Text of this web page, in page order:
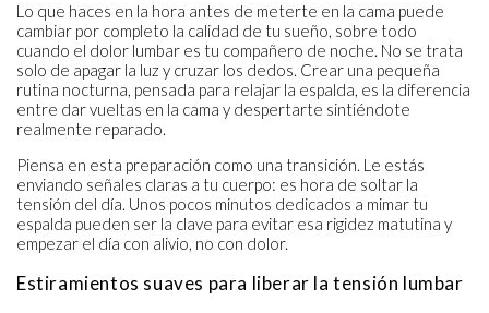
Lo que haces en la hora antes de meterte en la cama puede
cambiar por completo la calidad de tu sueño, sobre todo
cuando el dolor lumbar es tu compañero de noche. No se trata
solo de apagar la luz y cruzar los dedos. Crear una pequeña
rutina nocturna, pensada para relajar la espalda, es la diferencia
entre dar vueltas en la cama y despertarte sintiéndote
realmente reparado.
Piensa en esta preparación como una transición. Le estás
enviando señales claras a tu cuerpo: es hora de soltar la
tensión del día. Unos pocos minutos dedicados a mimar tu
espalda pueden ser la clave para evitar esa rigidez matutina y
empezar el día con alivio, no con dolor.
Estiramientos suaves para liberar la tensión lumbar